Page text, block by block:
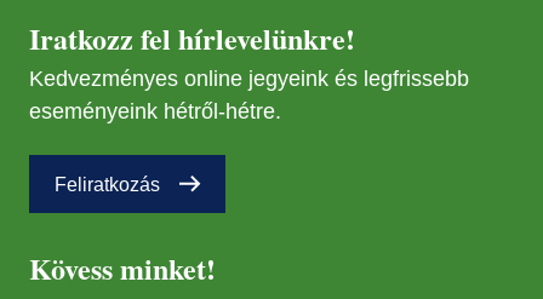
Iratkozz fel hírlevelünkre!
Kedvezményes online jegyeink és legfrissebb
eseményeink hétről-hétre.
Feliratkozás
Kövess minket!